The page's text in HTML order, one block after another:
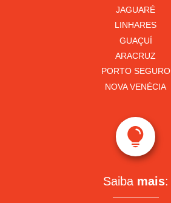
JAGUARÉ
LINHARES
GUAÇUÍ
ARACRUZ
PORTO SEGURO
NOVA VENÉCIA

Saiba mais: